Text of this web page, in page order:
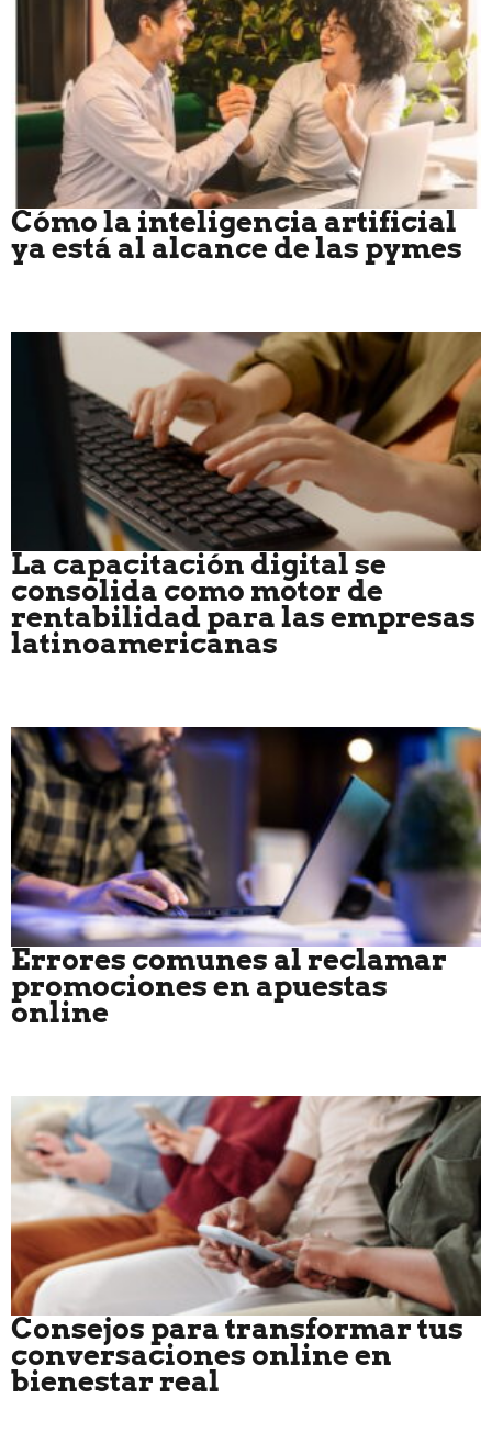
Cómo la inteligencia artificial
ya está al alcance de las pymes
La capacitación digital se
consolida como motor de
rentabilidad para las empresas
latinoamericanas
Errores comunes al reclamar
promociones en apuestas
online
Consejos para transformar tus
conversaciones online en
bienestar real